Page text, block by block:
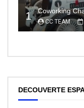
1 CC TEAM
DECOUVERTE